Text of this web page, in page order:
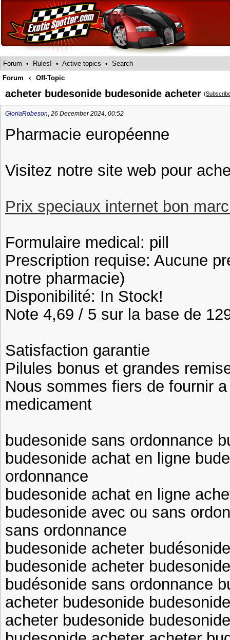
Forum • Rules! • Active topics • Search
Forum
‹ Off-Topic
acheter budesonide budesonide acheter (
GloriaRobeson, 26 December 2024, 00:52
Pharmacie européenne
Visitez notre site web pour
Prix speciaux internet bon
Formulaire medical: pill
Prescription requise: Aucune
notre pharmacie)
Disponibilité: In Stock!
Note 4,69 / 5 sur la base de
Satisfaction garantie
Pilules bonus et grandes
Nous sommes fiers de fournir
medicament
budesonide sans ordonnance
budesonide achat en ligne
ordonnance
budesonide achat en ligne
budesonide avec ou sans
sans ordonnance
budesonide acheter
budesonide acheter
budésonide sans ordonnance
acheter budesonide
acheter budesonide